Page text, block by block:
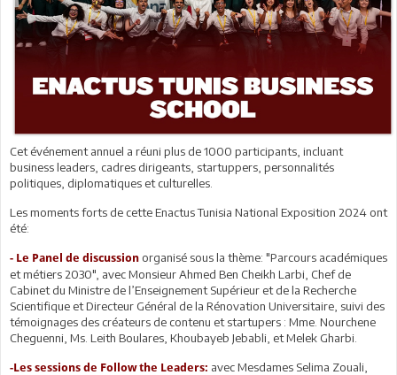
Cet événement annuel a réuni plus de 1000 participants, incluant
business leaders, cadres dirigeants, startuppers, personnalités
politiques, diplomatiques et culturelles.
Les moments forts de cette Enactus Tunisia National Exposition 2024 ont
été:
- Le Panel de discussion organisé sous la thème: "Parcours académiques
et métiers 2030", avec Monsieur Ahmed Ben Cheikh Larbi, Chef de
Cabinet du Ministre de l’Enseignement Supérieur et de la Recherche
Scientifique et Directeur Général de la Rénovation Universitaire, suivi des
témoignages des créateurs de contenu et startupers : Mme. Nourchene
Cheguenni, Ms. Leith Boulares, Khoubayeb Jebabli, et Melek Gharbi.
-Les sessions de Follow the Leaders: avec Mesdames Selima Zouali,